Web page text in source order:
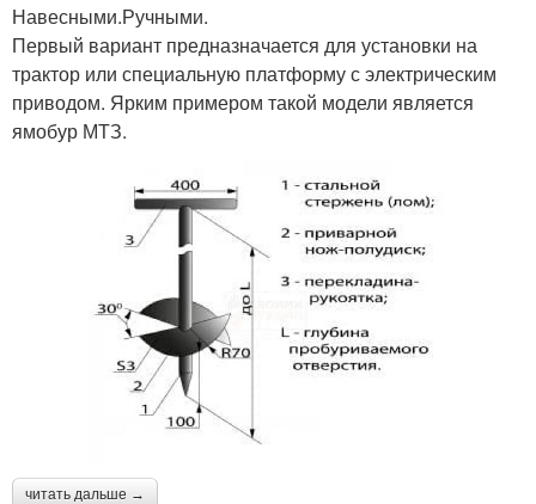
Навесными.Ручными.
Первый вариант предназначается для установки на
трактор или специальную платформу с электрическим
приводом. Ярким примером такой модели является
ямобур МТЗ.
читать дальше →